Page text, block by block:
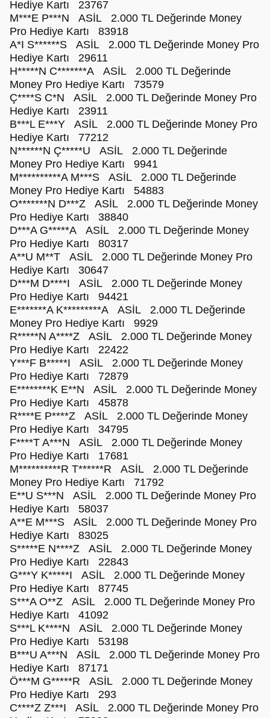
Hediye Kartı 23767
M***E P***N ASİL 2.000 TL Değerinde Money
Pro Hediye Kartı 83918
A*I S******S ASİL 2.000 TL Değerinde Money Pro
Hediye Kartı 29611
H*****N C*******A ASİL 2.000 TL Değerinde
Money Pro Hediye Kartı 73579
Ç****S C*N ASİL 2.000 TL Değerinde Money Pro
Hediye Kartı 23911
B***L E***Y ASİL 2.000 TL Değerinde Money Pro
Hediye Kartı 77212
N******N Ç*****U ASİL 2.000 TL Değerinde
Money Pro Hediye Kartı 9941
M**********A M***S ASİL 2.000 TL Değerinde
Money Pro Hediye Kartı 54883
O*******N D***Z ASİL 2.000 TL Değerinde Money
Pro Hediye Kartı 38840
D***A G*****A ASİL 2.000 TL Değerinde Money
Pro Hediye Kartı 80317
A**U M**T ASİL 2.000 TL Değerinde Money Pro
Hediye Kartı 30647
D***M D****I ASİL 2.000 TL Değerinde Money
Pro Hediye Kartı 94421
E*******A K*********A ASİL 2.000 TL Değerinde
Money Pro Hediye Kartı 9929
R*****N A****Z ASİL 2.000 TL Değerinde Money
Pro Hediye Kartı 22422
Y***F B*****I ASİL 2.000 TL Değerinde Money
Pro Hediye Kartı 72879
E********K E**N ASİL 2.000 TL Değerinde Money
Pro Hediye Kartı 45878
R****E P****Z ASİL 2.000 TL Değerinde Money
Pro Hediye Kartı 34795
F****T A***N ASİL 2.000 TL Değerinde Money
Pro Hediye Kartı 17681
M**********R T******R ASİL 2.000 TL Değerinde
Money Pro Hediye Kartı 71792
E**U S***N ASİL 2.000 TL Değerinde Money Pro
Hediye Kartı 58037
A**E M***S ASİL 2.000 TL Değerinde Money Pro
Hediye Kartı 83025
S*****E N****Z ASİL 2.000 TL Değerinde Money
Pro Hediye Kartı 22843
G***Y K*****I ASİL 2.000 TL Değerinde Money
Pro Hediye Kartı 87745
S***A O**Z ASİL 2.000 TL Değerinde Money Pro
Hediye Kartı 41092
S***L K****N ASİL 2.000 TL Değerinde Money
Pro Hediye Kartı 53198
B***U A***N ASİL 2.000 TL Değerinde Money Pro
Hediye Kartı 87171
Ö***M G*****R ASİL 2.000 TL Değerinde Money
Pro Hediye Kartı 293
C****Z Z***I ASİL 2.000 TL Değerinde Money Pro